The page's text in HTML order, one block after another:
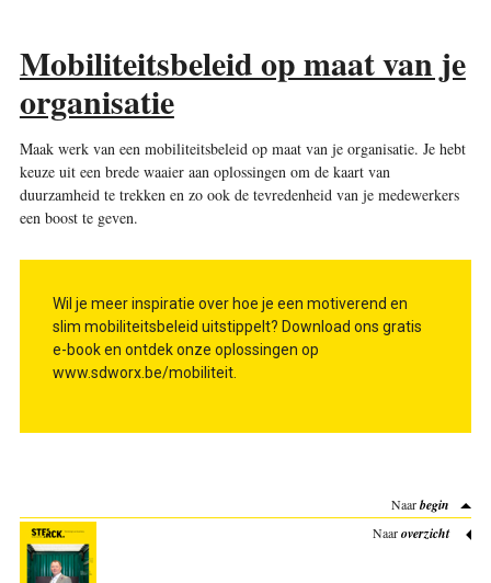
Mobiliteitsbeleid op maat van je
organisatie
Maak werk van een mobiliteitsbeleid op maat van je organisatie. Je hebt
keuze uit een brede waaier aan oplossingen om de kaart van
duurzamheid te trekken en zo ook de tevreden­heid van je medewerkers
een boost te geven.
Wil je meer ­inspiratie over hoe je een motiverend en
slim mobiliteitsbeleid uitstippelt? Download ons gratis
e-book en ontdek onze oplossingen op
www.sdworx.be/mobiliteit.
Naarbegin
Naaroverzicht